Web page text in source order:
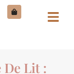
De Lit :